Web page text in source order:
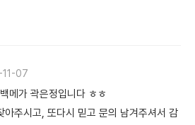
07
메가 곽은정입니다 ㅎㅎ
아주시고, 또다시 믿고 문의 남겨주셔서 감